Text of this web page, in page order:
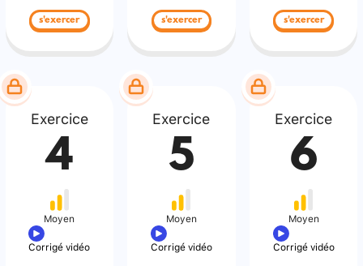
s'exercer s'exercer s'exercer
Exercice
4
Moyen
Corrigé vidéo
Exercice
5
Moyen
Corrigé vidéo
Exercice
6
Moyen
Corrigé vidéo